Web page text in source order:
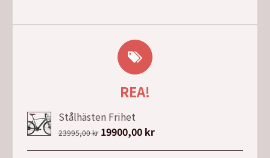
REA!
Stålhästen Frihet
23995,00kr Det
ursprungliga
19900,00 krDet
nuvarande